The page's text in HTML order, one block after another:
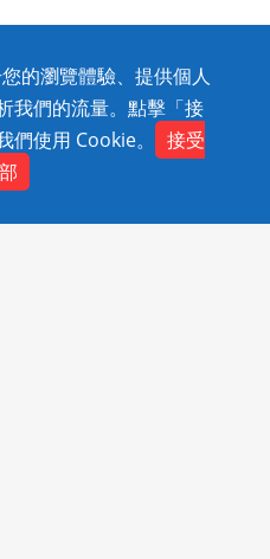
Technology Co.,Ltd. All
的瀏覽體驗、提供個人
我們的流量。點擊「接
們使用 Cookie。
接受